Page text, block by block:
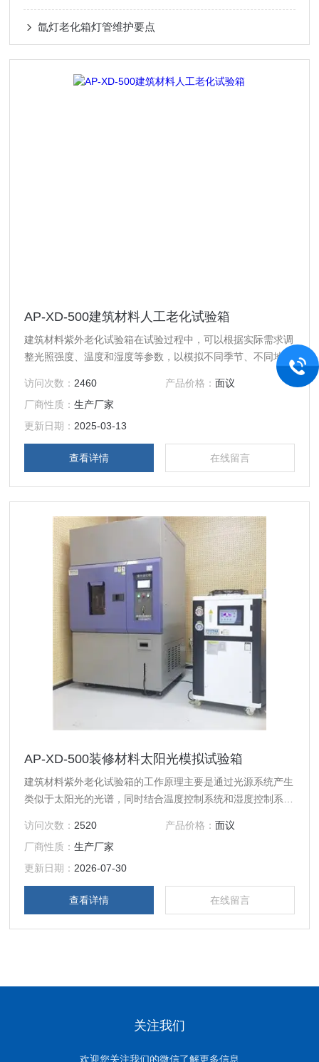
氙灯老化箱灯管维护要点
AP-XD-500建筑材料人工老化试验箱
建筑材料紫外老化试验箱在试验过程中，可以根据实际需求调
整光照强度、温度和湿度等参数，以模拟不同季节、不同地区
的光照条件可以帮助企业预测产品在户外环境中的使用寿命，
为产品的保修和维护提供依据。同时，它也可以用于评估不同
材料之间的性能差异，为企业选择更优质的装修材料提供参
考。
访问次数： 2460 产品价格： 面议
厂商性质：生产厂家
更新日期： 2025-03-13
查看详情 在线留言
AP-XD-500装修材料太阳光模拟试验箱
建筑材料紫外老化试验箱的工作原理主要是通过光源系统产生
类似于太阳光的光谱，同时结合温度控制系统和湿度控制系
访问次数： 2520 产品价格： 面议
厂商性质：生产厂家
更新日期： 2026-07-30
查看详情 在线留言
关注我们
欢迎您关注我们的微信了解更多信息